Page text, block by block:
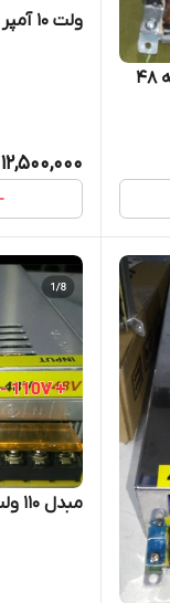
مبدل دیسی‌ به دیسی‌ ۱۱۰ ولت به ۴۸
ولت ۱۰ آمپر
12,500,000
مبدل ۱۱۰ ولت به ۱۲ ولت ۱۰آمپر